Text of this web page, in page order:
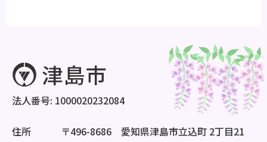
法人番号: 1000020232084
住所
〒496-8686 愛知県津島市立込町 2丁目21